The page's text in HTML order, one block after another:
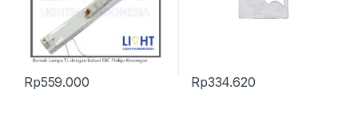
Rp559.000 Rp334.620